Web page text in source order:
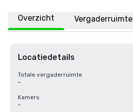
Overzicht Vergaderruimte
Locatiedetails
Totale vergaderruimte
-
Kamers
-